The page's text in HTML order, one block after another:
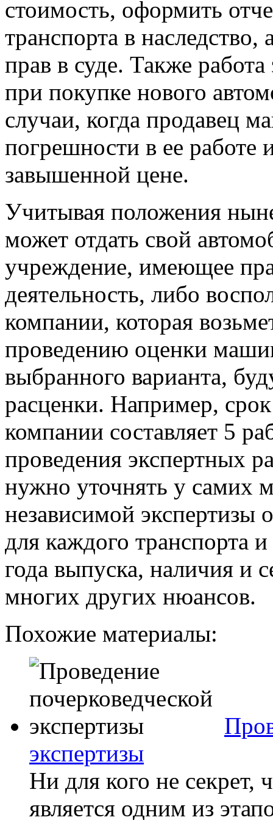
стоимость, оформить
транспорта в
прав в суде. Также
при покупке нового
случаи, когда продавец
погрешности в ее работе
завышенной цене.
Учитывая положения
может отдать свой
учреждение, имеющее
деятельность, либо
компании, которая
проведению оценки
выбранного варианта,
расценки. Например,
компании составляет 5
проведения экспертных
нужно уточнять у самих
независимой экспертизы
для каждого транспорта
года выпуска, наличия и
многих других нюансов.
Похожие материалы:
экспертизы
Ни для кого не секрет,
является одним из